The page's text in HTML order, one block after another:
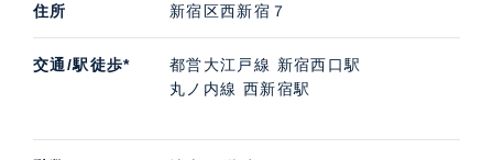
住所 新宿区西新宿７
交通/駅徒歩*
都営大江戸線 新宿西口駅
丸ノ内線 西新宿駅